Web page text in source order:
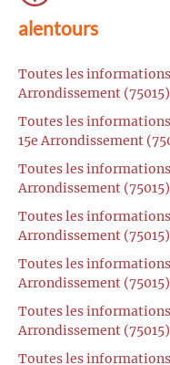
alentours
Toutes les informations
Arrondissement (75015)
Toutes les
15e Arrondissement
Toutes les informations
Arrondissement (75015)
Toutes les
Arrondissement (75015)
Toutes les informations
Arrondissement (75015)
Toutes les informations
Arrondissement (75015)
Toutes les informations